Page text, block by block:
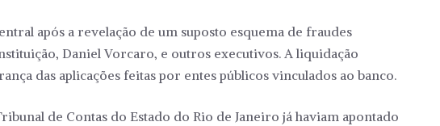
após a revelação de um suposto esquema de fraudes
Daniel Vorcaro, e outros executivos. A liquidação
das aplicações feitas por entes públicos vinculados ao banco.
de Contas do Estado do Rio de Janeiro já haviam apontado